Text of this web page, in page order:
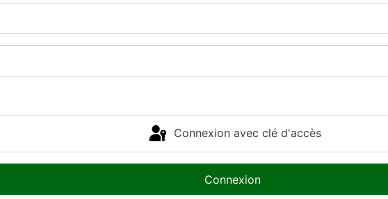
Connexion avec clé d'accès
Connexion